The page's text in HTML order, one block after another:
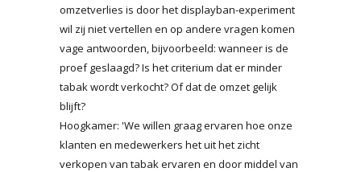
omzetverlies is door het displayban-experiment
wil zij niet vertellen en op andere vragen komen
vage antwoorden, bijvoorbeeld: wanneer is de
proef geslaagd? Is het criterium dat er minder
tabak wordt verkocht? Of dat de omzet gelijk
blijft?
Hoogkamer: 'We willen graag ervaren hoe onze
klanten en medewerkers het uit het zicht
verkopen van tabak ervaren en door middel van